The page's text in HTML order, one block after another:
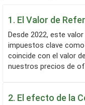
1. El Valor de
Desde 2022, este valor determina la base imponible de
impuestos clave
coincide con el valor
nuestros precios de
2. El efecto de la